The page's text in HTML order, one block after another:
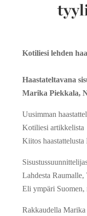
Kotiliesi lehden
Haastateltavana
Marika Piekkala,
Uusimman
Kotiliesi artikkelista
Kiitos haastattelusta
Lahdesta
Eli ympäri Suomen,
Rakkaudella Marika